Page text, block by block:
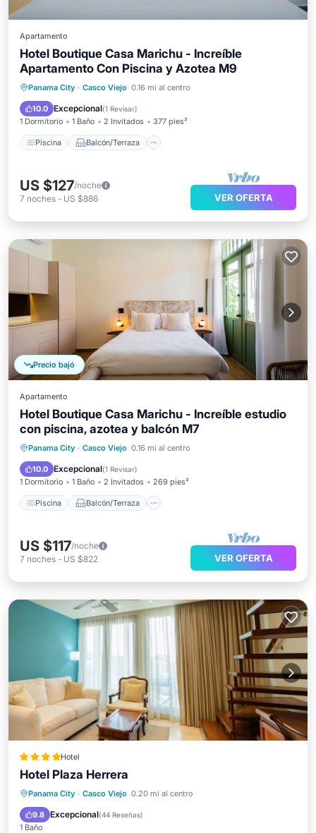
Apartamento
Hotel Boutique Casa Marichu - Increíble
Apartamento Con Piscina y Azotea M9
Panama City · Casco Viejo 0.16 mi al centro
10.0 Excepcional(1 Revisar)
1 Dormitorio 1 Baño 2 Invitados 377 pies²
Piscina Balcón/Terraza
Piscina Balcón/Terraza
Aire acondicionado
US $127/noche
7 noches - US $886 VER OFERTA
Precio bajó
Apartamento
Hotel Boutique Casa Marichu - Increíble estudio
con piscina, azotea y balcón M7
Panama City · Casco Viejo 0.16 mi al centro
10.0 Excepcional(1 Revisar)
1 Dormitorio 1 Baño 2 Invitados 269 pies²
Piscina Balcón/Terraza
Piscina Balcón/Terraza
Aire acondicionado
US $117/noche
7 noches - US $822 VER OFERTA
Hotel
Hotel Plaza Herrera
Panama City · Casco Viejo 0.20 mi al centro
9.8 Excepcional(44 Reseñas)
1 Baño
Desayuno Aparcamiento
Vista al mar